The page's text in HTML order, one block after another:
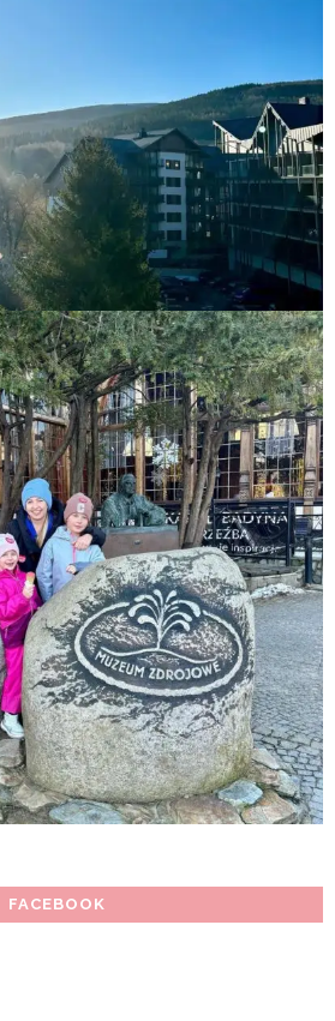
FACEBOOK